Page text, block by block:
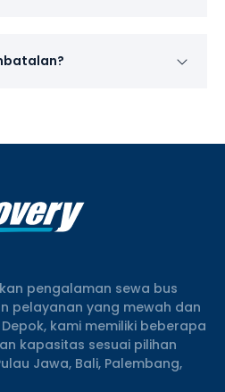
pengalaman sewa bus
pelayanan yang mewah dan
kami memiliki beberapa
kapasitas sesuai pilihan
Jawa, Bali, Palembang,